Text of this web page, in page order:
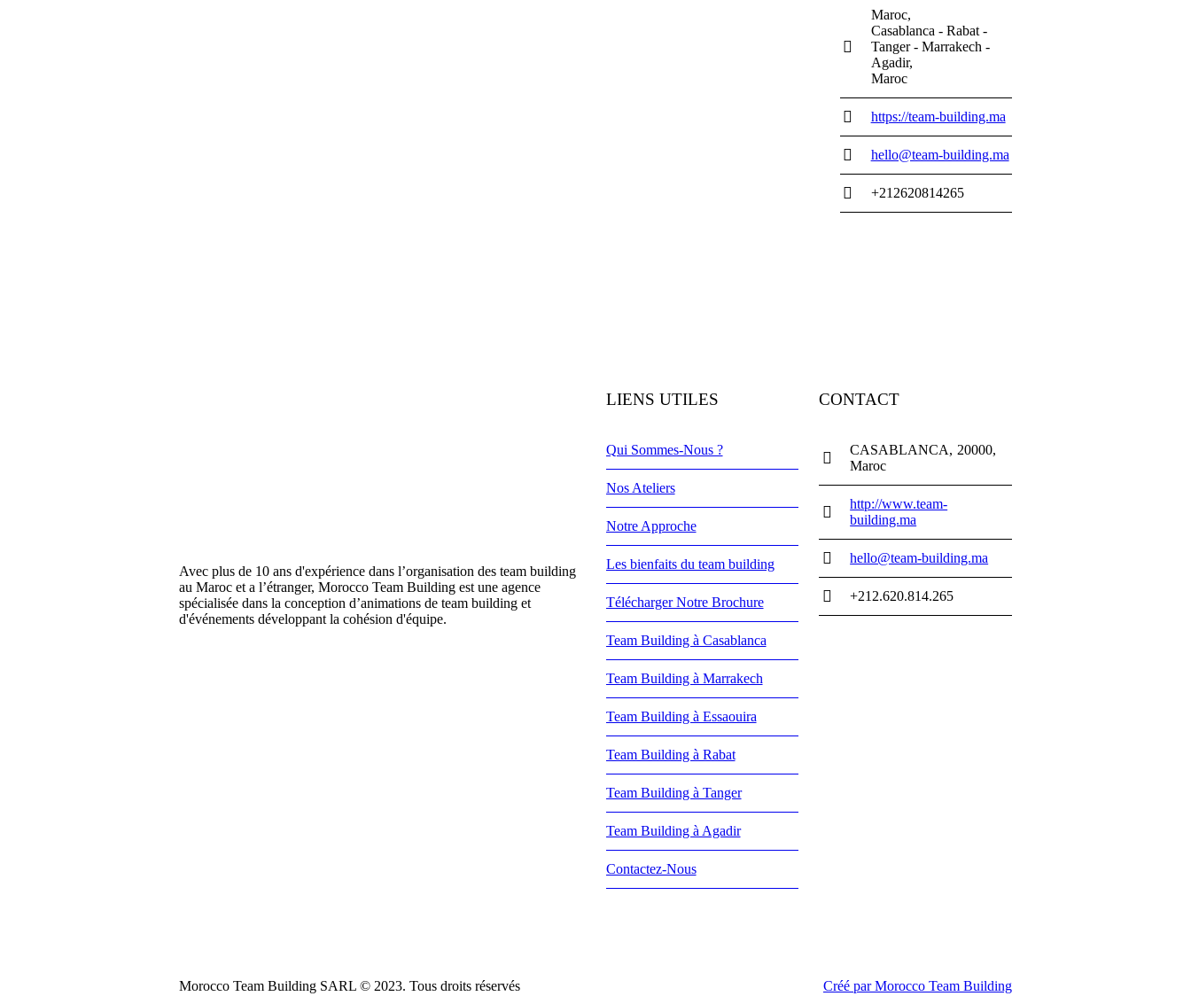
Maroc
Casablanca - Rabat -
Tanger - Marrakech -
Agadir
Maroc
https://team-building.ma
hello@team-building.ma
+212620814265
Avec plus de 10 ans d'expérience dans l’organisation des team building
au Maroc et a l’étranger, Morocco Team Building est une agence
spécialisée dans la conception d’animations de team building et
d'événements développant la cohésion d'équipe.
LIENS UTILES
Qui Sommes-Nous ?
Nos Ateliers
Notre Approche
Les bienfaits du team building
Télécharger Notre Brochure
Team Building à Casablanca
Team Building à Marrakech
Team Building à Essaouira
Team Building à Rabat
Team Building à Tanger
Team Building à Agadir
Contactez-Nous
CONTACT
CASABLANCA
20000
Maroc
http://www.team-
building.ma
hello@team-building.ma
+212.620.814.265
Créé par Morocco Team Building
Morocco Team Building SARL © 2023. Tous droits réservés